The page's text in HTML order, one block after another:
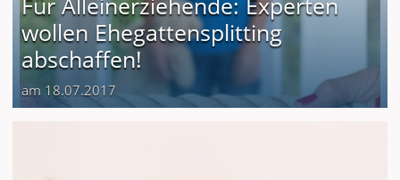
wollen Ehegattensplitting
abschaffen!
am 18.07.2017